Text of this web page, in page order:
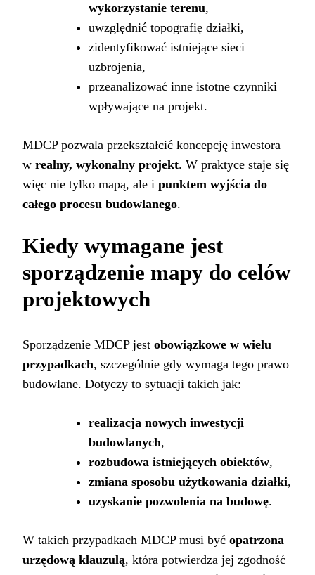
wykorzystanie terenu,
uwzględnić topografię działki,
zidentyfikować istniejące sieci
uzbrojenia,
przeanalizować inne istotne czynniki
wpływające na projekt.
MDCP pozwala przekształcić koncepcję inwestora
w realny, wykonalny projekt. W praktyce staje się
więc nie tylko mapą, ale i punktem wyjścia do
całego procesu budowlanego.
Kiedy wymagane jest
sporządzenie mapy do celów
projektowych
Sporządzenie MDCP jest obowiązkowe w wielu
przypadkach, szczególnie gdy wymaga tego prawo
budowlane. Dotyczy to sytuacji takich jak:
realizacja nowych inwestycji
budowlanych,
rozbudowa istniejących obiektów,
zmiana sposobu użytkowania działki,
uzyskanie pozwolenia na budowę.
W takich przypadkach MDCP musi być opatrzona
urzędową klauzulą, która potwierdza jej zgodność